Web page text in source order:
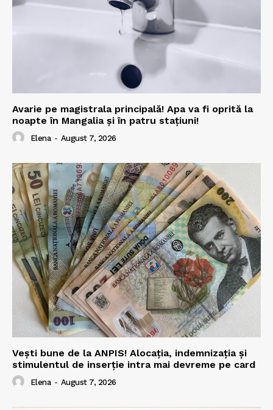
Avarie pe magistrala principală! Apa va fi oprită la
noapte în Mangalia și în patru stațiuni!
Elena - August 7, 2026
Vești bune de la ANPIS! Alocația, indemnizația și
stimulentul de inserție intra mai devreme pe card
Elena - August 7, 2026